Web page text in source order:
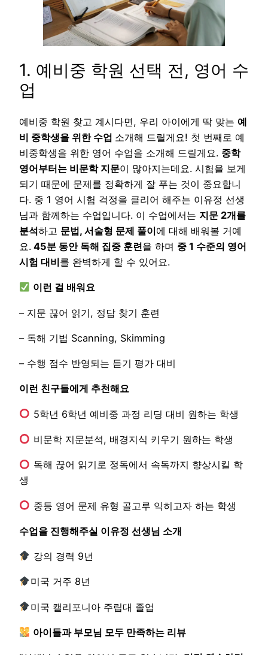
1. 예비중 학원 선택 전, 영어 수
업
예비중 학원 찾고 계시다면, 우리 아이에게 딱 맞는 예
비 중학생을 위한 수업 소개해 드릴게요! 첫 번째로 예
비중학생을 위한 영어 수업을 소개해 드릴게요. 중학
영어부터는 비문학 지문이 많아지는데요. 시험을 보게
되기 때문에 문제를 정확하게 잘 푸는 것이 중요합니
다. 중 1 영어 시험 걱정을 클리어 해주는 이유정 선생
님과 함께하는 수업입니다. 이 수업에서는 지문 2개를
분석하고 문법, 서술형 문제 풀이에 대해 배워볼 거예
요. 45분 동안 독해 집중 훈련을 하며 중 1 수준의 영어
시험 대비를 완벽하게 할 수 있어요.
이런 걸 배워요
– 지문 끊어 읽기, 정답 찾기 훈련
– 독해 기법 Scanning, Skimming
– 수행 점수 반영되는 듣기 평가 대비
이런 친구들에게 추천해요
5학년 6학년 예비중 과정 리딩 대비 원하는 학생
비문학 지문분석, 배경지식 키우기 원하는 학생
독해 끊어 읽기로 정독에서 속독까지 향상시킬 학
생
중등 영어 문제 유형 골고루 익히고자 하는 학생
수업을 진행해주실 이유정 선생님 소개
강의 경력 9년
미국 거주 8년
미국 캘리포니아 주립대 졸업
아이들과 부모님 모두 만족하는 리뷰